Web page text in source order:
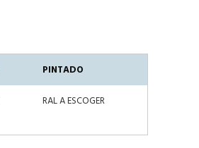
PINTADO
RAL A ESCOGER